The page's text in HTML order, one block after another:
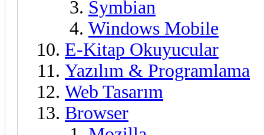
Symbian
Windows Mobile
E-Kitap Okuyucular
Yazılım & Programlama
Web Tasarım
Browser